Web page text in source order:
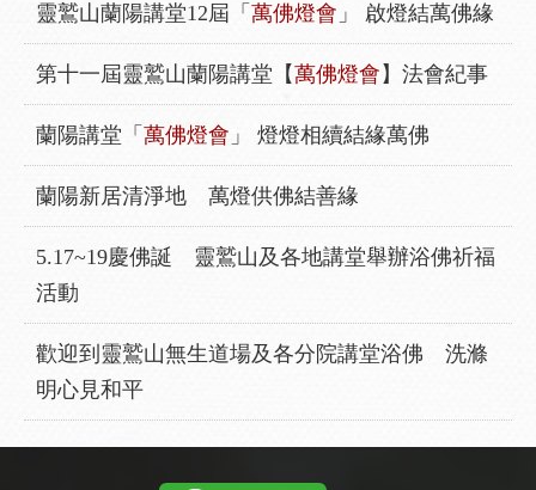
靈鷲山蘭陽講堂12屆「 萬佛燈會 」 啟燈結萬佛緣
第十一屆靈鷲山蘭陽講堂【萬佛燈會 】法會紀事
蘭陽講堂「 萬佛燈會 」 燈燈相續結緣萬佛
蘭陽新居清淨地 萬燈供佛結善緣
5.17~19慶佛誕 靈鷲山及各地講堂舉辦浴佛祈福
活動
歡迎到靈鷲山無生道場及各分院講堂浴佛 洗滌
明心見和平